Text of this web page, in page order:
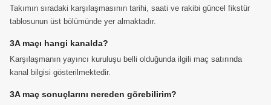
Takımın sıradaki karşılaşmasının tarihi, saati ve rakibi güncel fikstür
tablosunun üst bölümünde yer almaktadır.
3A maçı hangi kanalda?
Karşılaşmanın yayıncı kuruluşu belli olduğunda ilgili maç satırında
kanal bilgisi gösterilmektedir.
3A maç sonuçlarını nereden görebilirim?